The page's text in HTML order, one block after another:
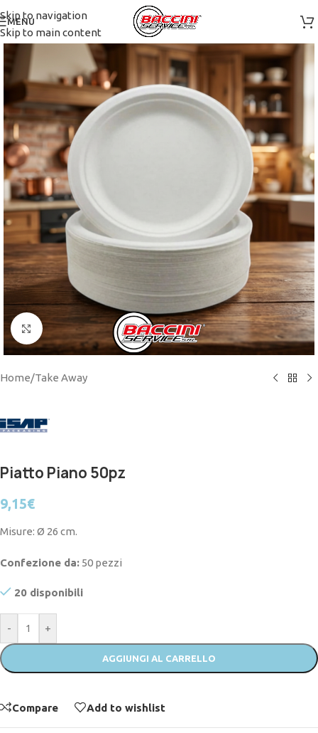
Skip to navigation
Skip to main content
MENU
Click to enlarge
Home/Take Away
Piatto Piano 50pz
9,15€
Misure: Ø 26 cm.
Confezione da: 50 pezzi
20 disponibili
- +
AGGIUNGI AL CARRELLO
Compare Add to wishlist